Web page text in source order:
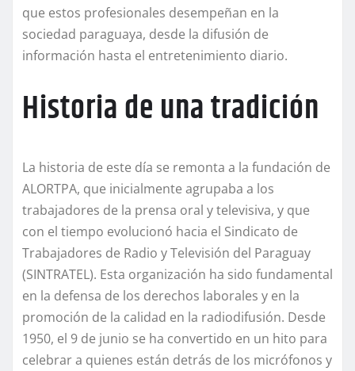
que estos profesionales desempeñan en la
sociedad paraguaya, desde la difusión de
información hasta el entretenimiento diario.
Historia de una tradición
La historia de este día se remonta a la fundación de
ALORTPA, que inicialmente agrupaba a los
trabajadores de la prensa oral y televisiva, y que
con el tiempo evolucionó hacia el Sindicato de
Trabajadores de Radio y Televisión del Paraguay
(SINTRATEL). Esta organización ha sido fundamental
en la defensa de los derechos laborales y en la
promoción de la calidad en la radiodifusión. Desde
1950, el 9 de junio se ha convertido en un hito para
celebrar a quienes están detrás de los micrófonos y